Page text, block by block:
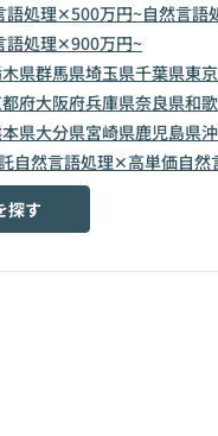
語処理✕500万円~自然言語
語処理✕900万円~
県群馬県埼玉県千葉県東
府大阪府兵庫県奈良県和
県大分県宮崎県鹿児島県
自然言語処理✕高単価自
探す